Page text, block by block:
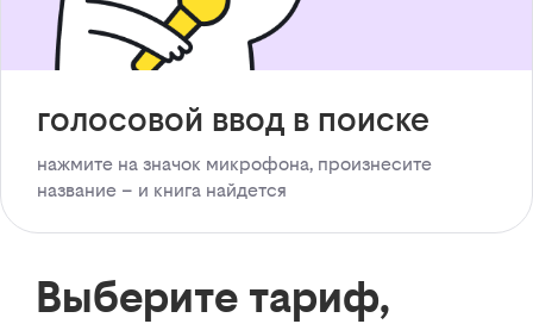
голосовой ввод в поиске
нажмите на значок микрофона, произнесите
название – и книга найдется
Выберите тариф,